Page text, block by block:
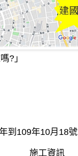
?」
到109年10月18號
施工資訊